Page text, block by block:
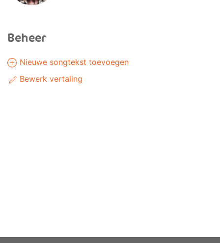
Beheer
Nieuwe songtekst toevoegen
Bewerk vertaling